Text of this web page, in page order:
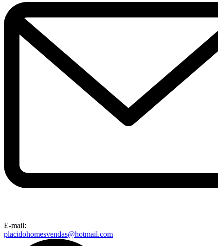
E-mail:
placidohomesvendas@hotmail.com